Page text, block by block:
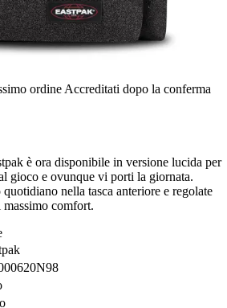
ordine Accreditati dopo la conferma
è ora disponibile in versione lucida per
gioco e ovunque vi porti la giornata.
nella tasca anteriore e regolate
comfort.